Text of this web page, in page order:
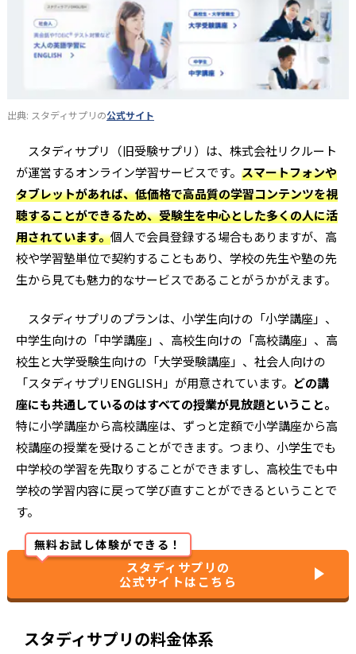
出典: スタディサプリの公式サイト
スタディサプリ（旧受験サプリ）は、株式会社リクルート
が運営するオンライン学習サービスです。 スマートフォンや
タブレットがあれば、低価格で高品質の学習コンテンツを視
聴することができるため、受験生を中心とした多くの人に活
用されています。個人で会員登録する場合もありますが、高
校や学習塾単位で契約することもあり、学校の先生や塾の先
生から見ても魅力的なサービスであることがうかがえます。
スタディサプリのプランは、小学生向けの「小学講座」、
中学生向けの「中学講座」、高校生向けの「高校講座」、高
校生と大学受験生向けの「大学受験講座」、社会人向けの
「スタディサプリENGLISH」が用意されています。 どの講
座にも共通しているのはすべての授業が見放題ということ。
特に小学講座から高校講座は、ずっと定額で小学講座から高
校講座の授業を受けることができます。つまり、小学生でも
中学校の学習を先取りすることができますし、高校生でも中
学校の学習内容に戻って学び直すことができるということで
す。
無料お試し体験ができる！
スタディサプリの
公式サイトはこちら
スタディサプリの料金体系